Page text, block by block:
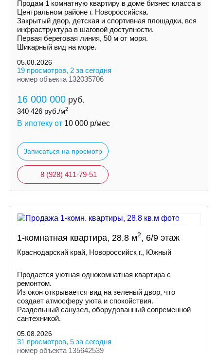
Продам 1 комнатную квартиру в доме бизнес класса в
Центральном районе г. Новороссийска.
Закрытый двор, детская и спортивная площадки, вся
инфраструктура в шаговой доступности.
Первая береговая линия, 50 м от моря.
Шикарный вид на море.
05.08.2026
19 просмотров, 2 за сегодня
номер объекта 132035706
16 000 000 руб.
340 426 руб./м2
В ипотеку от 10 000 р/мес
Записаться на просмотр
8 (928) 411-79-51
1-комнатная квартира, 28.8 м2, 6/9 этаж
Краснодарский край, Новороссийск г., Южный
Продается уютная однокомнатная квартира с
ремонтом.
Из окон открывается вид на зеленый двор, что
создает атмосферу уюта и спокойствия.
Раздельный санузел, оборудованный современной
сантехникой.
05.08.2026
31 просмотров, 5 за сегодня
номер объекта 135642539